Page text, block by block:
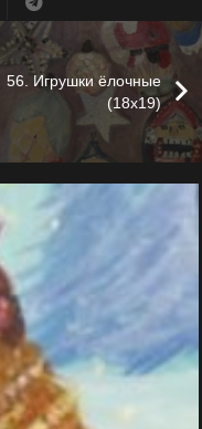
56. Игрушки ёлочные
(18х19)